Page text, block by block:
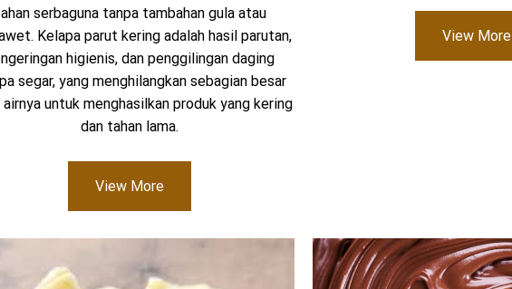
serbaguna tanpa tambahan gula atau
Kelapa parut kering adalah hasil parutan,
higienis, dan penggilingan daging
segar, yang menghilangkan sebagian besar
airnya untuk menghasilkan produk yang kering
dan tahan lama.
View More
View More